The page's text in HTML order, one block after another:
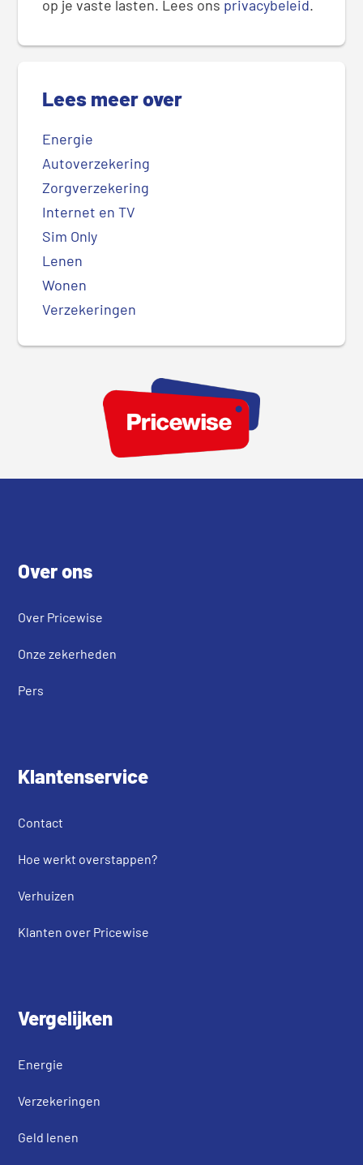
op je vaste lasten. Lees ons privacybeleid.
Lees meer over
Energie
Autoverzekering
Zorgverzekering
Internet en TV
Sim Only
Lenen
Wonen
Verzekeringen
Over ons
Over Pricewise
Onze zekerheden
Pers
Klantenservice
Contact
Hoe werkt overstappen?
Verhuizen
Klanten over Pricewise
Vergelijken
Energie
Verzekeringen
Geld lenen